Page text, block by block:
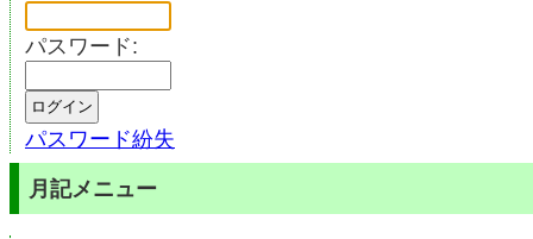
パスワード:
パスワード紛失
月記メニュー